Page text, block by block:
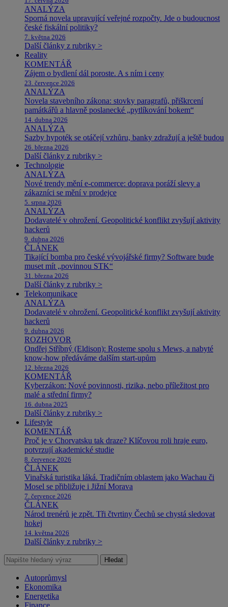
ANALÝZA
Sporná novela upravující veřejné rozpočty. Jde o budoucnost
české fiskální politiky?
7. května 2026
Další články z rubriky >
Reality
KOMENTÁŘ
Zájem o bydlení dál poroste. A s ním i ceny
23. července 2026
ANALÝZA
Novela stavebního zákona: stovky paragrafů, přiškrcení
památkářů a hlavně poslanecké „pytlíkování bokem“
14. dubna 2026
ANALÝZA
Sazby hypoték se otáčejí vzhůru, banky zdražují a ještě budou
26. března 2026
Další články z rubriky >
Technologie
ANALÝZA
Nové trendy mění e-commerce: doprava poráží slevy a
zákazníci se mění v prodejce
5. srpna 2026
ANALÝZA
Dodavatelé v ohrožení. Geopolitické konflikt zvyšují aktivity
hackerů
9. dubna 2026
ČLÁNEK
Tikající bomba pro české vývojářské firmy? Software bude
muset mít „povinnou STK“
31. března 2026
Další články z rubriky >
Telekomunikace
ANALÝZA
Dodavatelé v ohrožení. Geopolitické konflikt zvyšují aktivity
hackerů
9. dubna 2026
ROZHOVOR
Ondřej Stříbný (Eldison): Rosteme spolu s Mews, a nabyté
know-how předáváme dalším start-upům
12. března 2026
KOMENTÁŘ
Kyberzákon: Nové povinnosti, rizika, nebo příležitost pro
malé a střední firmy?
16. dubna 2025
Další články z rubriky >
Lifestyle
KOMENTÁŘ
Proč je v Chorvatsku tak draze? Klíčovou roli hraje euro,
potvrzují akademické studie
8. července 2026
ČLÁNEK
Vinařská turistika láká. Tradičním oblastem jako Wachau či
Mosel se přibližuje i Jižní Morava
7. července 2026
ČLÁNEK
Národ trenérů je zpět. Tři čtvrtiny Čechů se chystá sledovat
hokej
14. května 2026
Další články z rubriky >
Hledat
Autoprůmysl
Ekonomika
Energetika